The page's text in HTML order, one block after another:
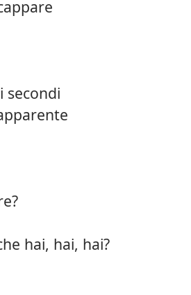
secondi
hai, hai, hai?